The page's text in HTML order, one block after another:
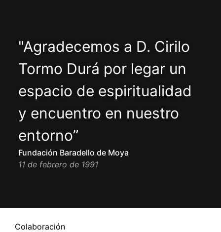
"Agradecemos a D. Cirilo
Tormo Durá por legar un
espacio de espiritualidad
y encuentro en nuestro
entorno”
Fundación Baradello de Moya
11 de febrero de 1991
Colaboración